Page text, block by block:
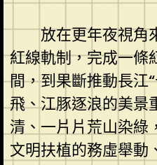
放在更年夜視角
紅線軌制，完成一條
間，到果斷推動長江
飛、江豚逐浪的美
清、一片片荒山染綠
文明扶植的務虛舉動